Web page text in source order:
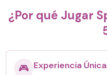
¿Por qué Jugar
🎮 Experiencia Única